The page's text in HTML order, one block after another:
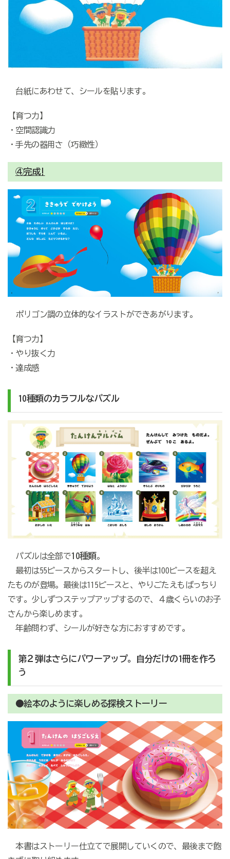
台紙にあわせて、シールを貼ります。
【育つ力】
・空間認識力
・手先の器用さ（巧緻性）
④完成!
ポリゴン調の立体的なイラストができあがります。
【育つ力】
・やり抜く力
・達成感
10種類のカラフルなパズル
パズルは全部で10種類。
最初は55ピースからスタートし、後半は100ピースを超え
たものが登場。最後は115ピースと、やりごたえもばっちり
です。少しずつステップアップするので、４歳くらいのお子
さんから楽しめます。
年齢問わず、シールが好きな方におすすめです。
第２弾はさらにパワーアップ。自分だけの1 冊を作ろ
う
●絵本のように楽しめる探検ストーリー
本書はストーリー仕立てで展開していくので、最後まで飽